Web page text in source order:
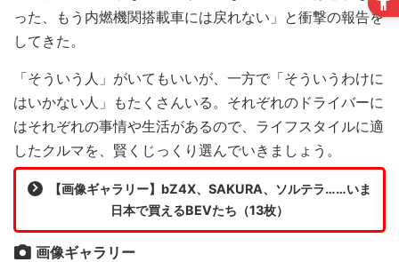
った、もう内燃機関搭載車には戻れない」と衝撃の報告を
してきた。
「そういう人」がいてもいいが、一方で「そういうわけに
はいかない人」もたくさんいる。それぞれのドライバーに
はそれぞれの事情や生活があるので、ライフスタイルに適
したクルマを、賢くじっくり選んでいきましょう。
【画像ギャラリー】bZ4X、SAKURA、ソルテラ……いま
日本で買えるBEVたち（13枚）
画像ギャラリー